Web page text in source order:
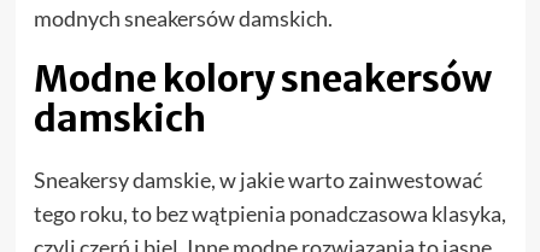
modnych sneakersów damskich.
Modne kolory sneakersów
damskich
Sneakersy damskie, w jakie warto zainwestować
tego roku, to bez wątpienia ponadczasowa klasyka,